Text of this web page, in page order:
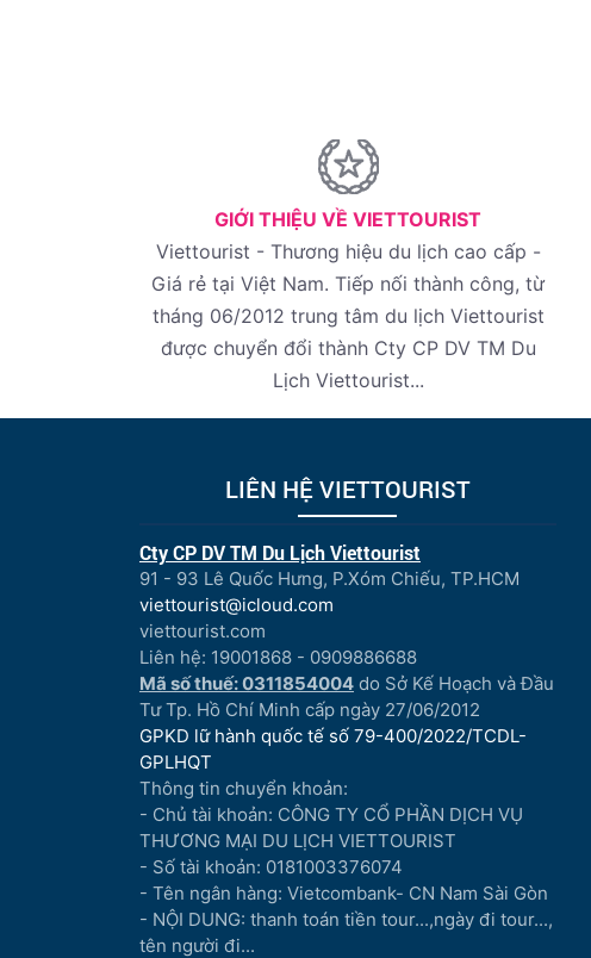
GIỚI THIỆU VỀ VIETTOURIST
Viettourist - Thương hiệu du lịch cao cấp -
Giá rẻ tại Việt Nam. Tiếp nối thành công, từ
tháng 06/2012 trung tâm du lịch Viettourist
được chuyển đổi thành Cty CP DV TM Du
Lịch Viettourist...
LIÊN HỆ VIETTOURIST
Cty CP DV TM Du Lịch Viettourist
91 - 93 Lê Quốc Hưng, P.Xóm Chiếu, TP.HCM
viettourist@icloud.com
viettourist.com
Liên hệ: 19001868 - 0909886688
Mã số thuế: 0311854004 do Sở Kế Hoạch và Đầu
Tư Tp. Hồ Chí Minh cấp ngày 27/06/2012
GPKD lữ hành quốc tế số 79-400/2022/TCDL-
GPLHQT
Thông tin chuyển khoản:
- Chủ tài khoản: CÔNG TY CỔ PHẦN DỊCH VỤ
THƯƠNG MẠI DU LỊCH VIETTOURIST
- Số tài khoản: 0181003376074
- Tên ngân hàng: Vietcombank- CN Nam Sài Gòn
- NỘI DUNG: thanh toán tiền tour...,ngày đi tour...,
tên người đi...